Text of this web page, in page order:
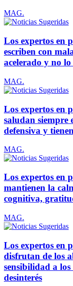
MAG.
Los expertos en
escriben con
acelerado y no
MAG.
Los expertos en
saludan siempre
defensiva y
MAG.
Los expertos en
mantienen la
cognitiva,
MAG.
Los expertos en
disfrutan de los
sensibilidad a
desinterés